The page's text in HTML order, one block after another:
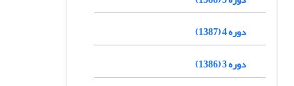
دوره 4 (1387)
دوره 3 (1386)